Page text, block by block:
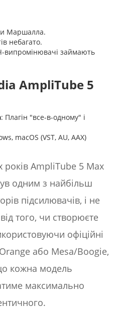
Маршалла.
небагато.
випромінювачі займають
AmpliTube 5
: Плагін "все-в-одному" і
macOS (VST, AU, AAX)
років AmpliTube 5 Max
одним з найбільш
підсилювачів, і не
того, чи створюєте
офіційні
або Mesa/Boogie,
кожна модель
максимально